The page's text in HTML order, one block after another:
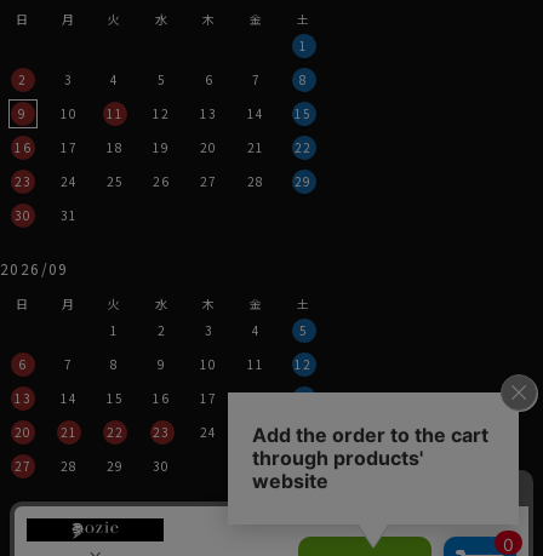
日 月 火 水 木 金
土
1
2
3 4 5 6 7
8
9
10 11 12 13 14
15
16
17 18 19 20 21
22
23
24 25 26 27 28
29
30
31
2026/09
日 月 火 水 木 金
土
1
2 3 4
5
6
7 8 9 10 11
12
13
14 15 16 17 18
19
20
21 22 23 24 25
26
27
28 29 30
営業時間：平日11時～17時
定休日：土・日・祝